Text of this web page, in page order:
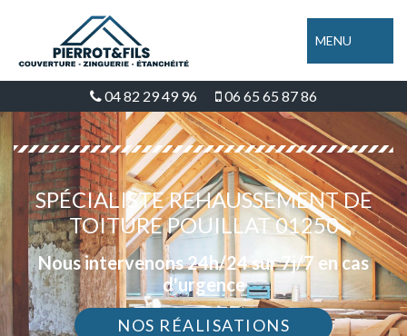
MENU
04 82 29 49 96 06 65 65 87 86
SPÉCIALISTE REHAUSSEMENT DE
TOITURE POUILLAT 01250
Nous intervenons 24h/24 sur 7j/7 en cas
d'urgence
NOS RÉALISATIONS